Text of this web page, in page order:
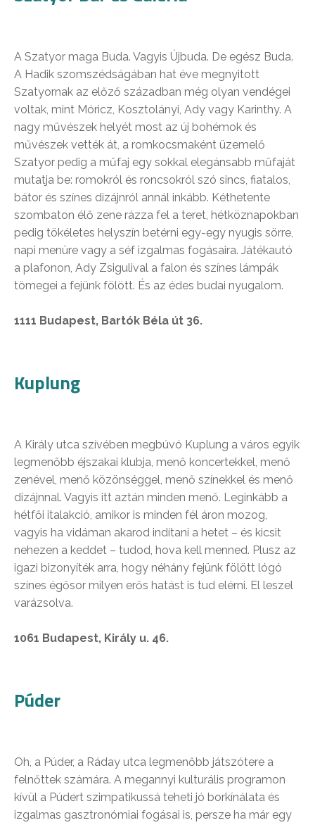
A Szatyor maga Buda. Vagyis Újbuda. De egész Buda.
A Hadik szomszédságában hat éve megnyitott
Szatyornak az előző században még olyan vendégei
voltak, mint Móricz, Kosztolányi, Ady vagy Karinthy. A
nagy művészek helyét most az új bohémok és
művészek vették át, a romkocsmaként üzemelő
Szatyor pedig a műfaj egy sokkal elegánsabb műfaját
mutatja be: romokról és roncsokról szó sincs, fiatalos,
bátor és színes dizájnról annál inkább. Kéthetente
szombaton élő zene rázza fel a teret, hétköznapokban
pedig tökéletes helyszín betérni egy-egy nyugis sörre,
napi menüre vagy a séf izgalmas fogásaira. Játékautó
a plafonon, Ady Zsigulival a falon és színes lámpák
tömegei a fejünk fölött. És az édes budai nyugalom.
1111 Budapest, Bartók Béla út 36.
Kuplung
A Király utca szívében megbúvó Kuplung a város egyik
legmenőbb éjszakai klubja, menő koncertekkel, menő
zenével, menő közönséggel, menő színekkel és menő
dizájnnal. Vagyis itt aztán minden menő. Leginkább a
hétfői italakció, amikor is minden fél áron mozog,
vagyis ha vidáman akarod indítani a hetet – és kicsit
nehezen a keddet – tudod, hova kell menned. Plusz az
igazi bizonyíték arra, hogy néhány fejünk fölött lógó
színes égősor milyen erős hatást is tud elérni. El leszel
varázsolva.
1061 Budapest, Király u. 46.
Púder
Oh, a Púder, a Ráday utca legmenőbb játszótere a
felnőttek számára. A megannyi kulturális programon
kívül a Púdert szimpatikussá teheti jó borkínálata és
izgalmas gasztronómiai fogásai is, persze ha már egy